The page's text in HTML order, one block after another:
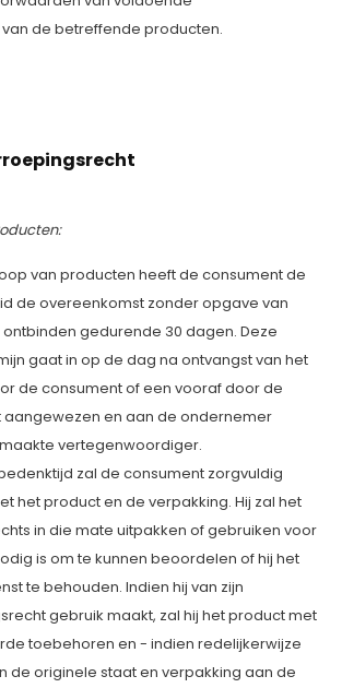
de betreffende producten.
van producten heeft de consument de
de overeenkomst zonder opgave van
gedurende 30 dagen. Deze
gaat in op de dag na ontvangst van het
de consument of een vooraf door de
aangewezen en aan de ondernemer
vertegenwoordiger.
zal de consument zorgvuldig
het product en de verpakking. Hij zal het
in die mate uitpakken of gebruiken voor
is om te kunnen beoordelen of hij het
te behouden. Indien hij van zijn
gebruik maakt, zal hij het product met
toebehoren en - indien redelijkerwijze
de originele staat en verpakking aan de